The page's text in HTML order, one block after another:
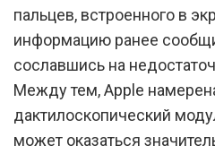
пальцев, встроенного в
информацию ранее
сославшись на
Между тем, Apple
дактилоскопический
может оказаться